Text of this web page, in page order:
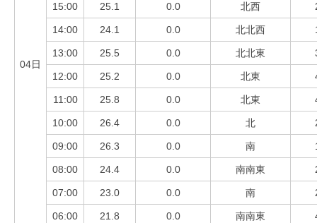
04日
15:00 25.1 0.0 北西
14:00 24.1 0.0 北北西
13:00 25.5 0.0 北北東
12:00 25.2 0.0 北東
11:00 25.8 0.0 北東
10:00 26.4 0.0 北
09:00 26.3 0.0 南
08:00 24.4 0.0 南南東
07:00 23.0 0.0 南
06:00 21.8 0.0 南南東